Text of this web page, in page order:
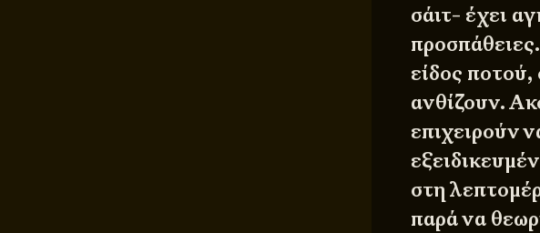
σάιτ- έχει
είδος ποτού,
ανθίζουν.
επιχειρούν
στη
παρά να